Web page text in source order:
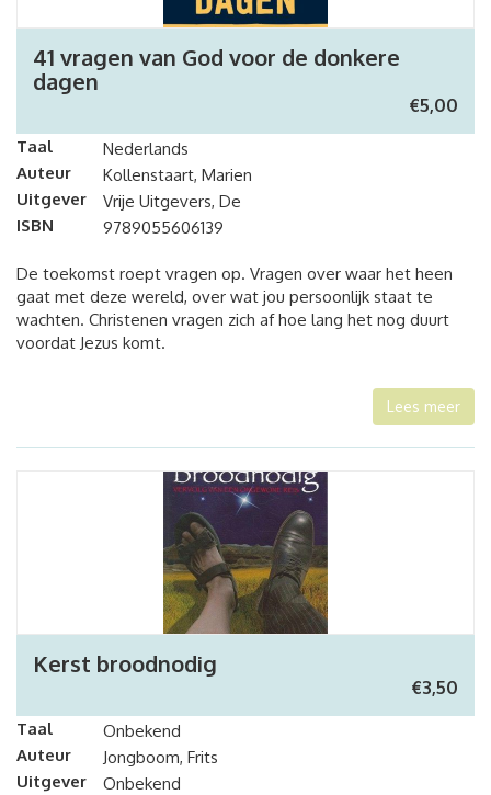
41 vragen van God voor de donkere
dagen
€5,00
Taal
Nederlands
Auteur
Kollenstaart, Marien
Uitgever
Vrije Uitgevers, De
ISBN
9789055606139
De toekomst roept vragen op. Vragen over waar het heen
gaat met deze wereld, over wat jou persoonlijk staat te
wachten. Christenen vragen zich af hoe lang het nog duurt
voordat Jezus komt.
Lees meer
Kerst broodnodig
€3,50
Taal
Onbekend
Auteur
Jongboom, Frits
Uitgever
Onbekend